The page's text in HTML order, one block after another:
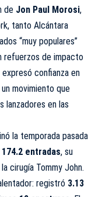
de Jon Paul Morosi,
tanto Alcántara
“muy populares”
refuerzos de impacto
confianza en
movimiento que
lanzadores en las
la temporada pasada
entradas, su
cirugía Tommy John.
registró 3.13